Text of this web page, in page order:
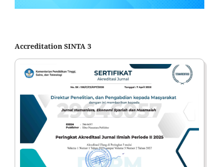
Accreditation SINTA 3